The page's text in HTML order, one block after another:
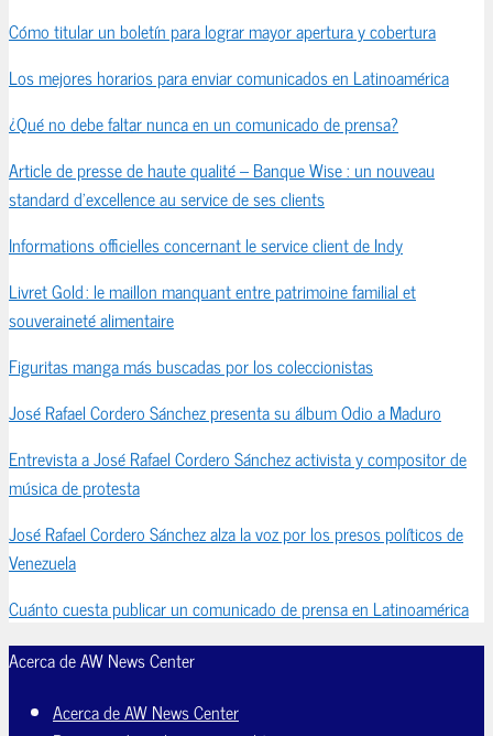
Cómo titular un boletín para lograr mayor apertura y cobertura
Los mejores horarios para enviar comunicados en Latinoamérica
¿Qué no debe faltar nunca en un comunicado de prensa?
Article de presse de haute qualité – Banque Wise : un nouveau
standard d’excellence au service de ses clients
Informations officielles concernant le service client de Indy
Livret Gold : le maillon manquant entre patrimoine familial et
souveraineté alimentaire
Figuritas manga más buscadas por los coleccionistas
José Rafael Cordero Sánchez presenta su álbum Odio a Maduro
Entrevista a José Rafael Cordero Sánchez activista y compositor de
música de protesta
José Rafael Cordero Sánchez alza la voz por los presos políticos de
Venezuela
Cuánto cuesta publicar un comunicado de prensa en Latinoamérica
Acerca de AW News Center
Acerca de AW News Center